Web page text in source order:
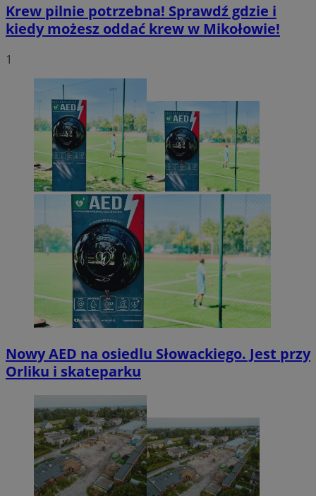
Krew pilnie potrzebna! Sprawdź gdzie i
kiedy możesz oddać krew w Mikołowie!
1
Nowy AED na osiedlu Słowackiego. Jest przy
Orliku i skateparku